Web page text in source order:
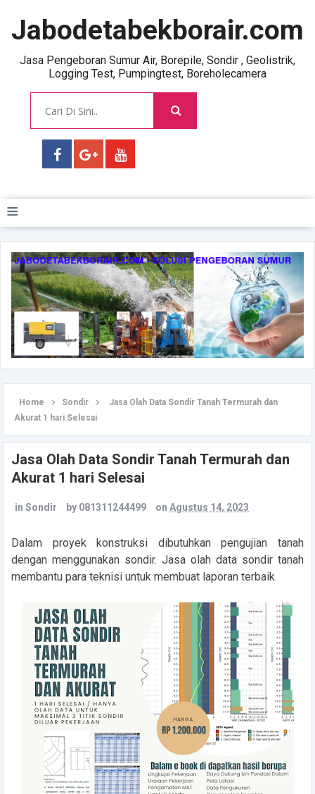
Jabodetabekborair.com
Jasa Pengeboran Sumur Air, Borepile, Sondir , Geolistrik,
Logging Test, Pumpingtest, Boreholecamera
≡
Home Sondir
Jasa Olah Data Sondir Tanah Termurah dan
Akurat 1 hari Selesai
Jasa Olah Data Sondir Tanah Termurah dan
Akurat 1 hari Selesai
in Sondir by 081311244499 on Agustus 14, 2023
Dalam proyek konstruksi dibutuhkan pengujian tanah
dengan menggunakan sondir. Jasa olah data sondir tanah
membantu para teknisi untuk membuat laporan terbaik.